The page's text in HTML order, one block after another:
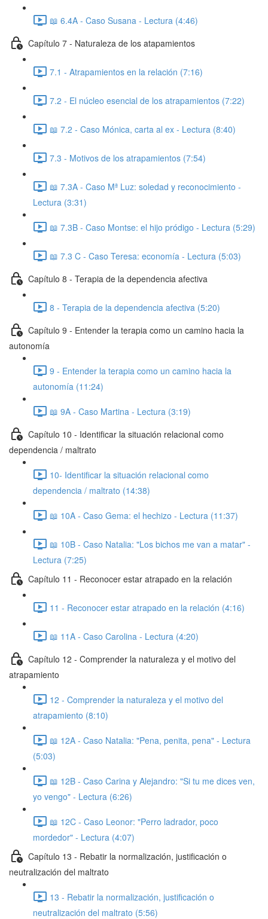
📖 6.4A - Caso Susana - Lectura (4:46)
Capítulo 7 - Naturaleza de los atapamientos
7.1 - Atrapamientos en la relación (7:16)
7.2 - El núcleo esencial de los atrapamientos (7:22)
📖 7.2 - Caso Mónica, carta al ex - Lectura (8:40)
7.3 - Motivos de los atrapamientos (7:54)
📖 7.3A - Caso Mª Luz: soledad y reconocimiento -
Lectura (3:31)
📖 7.3B - Caso Montse: el hijo pródigo - Lectura (5:29)
📖 7.3 C - Caso Teresa: economía - Lectura (5:03)
Capítulo 8 - Terapia de la dependencia afectiva
8 - Terapia de la dependencia afectiva (5:20)
Capítulo 9 - Entender la terapia como un camino hacia la
autonomía
9 - Entender la terapia como un camino hacia la
autonomía (11:24)
📖 9A - Caso Martina - Lectura (3:19)
Capítulo 10 - Identificar la situación relacional como
dependencia / maltrato
10- Identificar la situación relacional como
dependencia / maltrato (14:38)
📖 10A - Caso Gema: el hechizo - Lectura (11:37)
📖 10B - Caso Natalia: "Los bichos me van a matar" -
Lectura (7:25)
Capítulo 11 - Reconocer estar atrapado en la relación
11 - Reconocer estar atrapado en la relación (4:16)
📖 11A - Caso Carolina - Lectura (4:20)
Capítulo 12 - Comprender la naturaleza y el motivo del
atrapamiento
12 - Comprender la naturaleza y el motivo del
atrapamiento (8:10)
📖 12A - Caso Natalia: "Pena, penita, pena" - Lectura
(5:03)
📖 12B - Caso Carina y Alejandro: "Si tu me dices ven,
yo vengo" - Lectura (6:26)
📖 12C - Caso Leonor: "Perro ladrador, poco
mordedor" - Lectura (4:07)
Capítulo 13 - Rebatir la normalización, justificación o
neutralización del maltrato
13 - Rebatir la normalización, justificación o
neutralización del maltrato (5:56)